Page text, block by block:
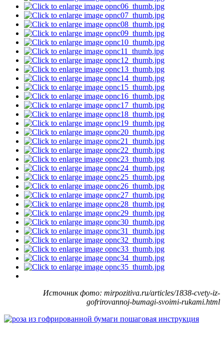
Источник фото: mirpozitiva.ru/articles/1838-cvety-iz-
gofrirovannoj-bumagi-svoimi-rukami.html